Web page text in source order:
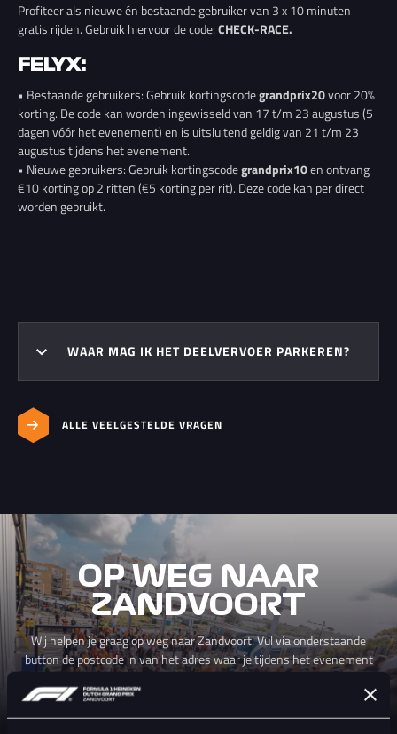
Profiteer als nieuwe én bestaande gebruiker van 3 x 10 minuten
gratis rijden. Gebruik hiervoor de code:CHECK-RACE.
FELYX:
• Bestaande gebruikers: Gebruik kortingscodegrandprix20voor 20%
korting. De code kan worden ingewisseld van 17 t/m 23 augustus (5
dagen vóór het evenement) en is uitsluitend geldig van 21 t/m 23
augustus tijdens het evenement.
• Nieuwe gebruikers: Gebruik kortingscodegrandprix10en ontvang
€10 korting op 2 ritten (€5 korting per rit). Deze code kan per direct
worden gebruikt.
WAAR MAG IK HET DEELVERVOER PARKEREN?
ALLE VEELGESTELDE VRAGEN
OP WEG NAAR
ZANDVOORT
Wij helpen je graag op weg naar Zandvoort. Vul via onderstaande
button de postcode in van het adres waar je tijdens het evenement
verblijft. Je ontvangt direct de reisopties die het beste passen bij jouw
locatie. Vergelijk eenvoudig de verschillende vervoersopties op basis
van reistijd, kosten en duurzaamheid.